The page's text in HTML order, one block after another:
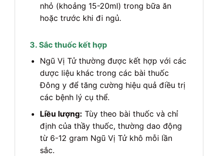
nhỏ (khoảng 15-20ml) trong bữa ăn
hoặc trước khi đi ngủ.
3. Sắc thuốc kết hợp
Ngũ Vị Tử thường được kết hợp với các
dược liệu khác trong các bài thuốc
Đông y để tăng cường hiệu quả điều trị
các bệnh lý cụ thể.
Liều lượng: Tùy theo bài thuốc và chỉ
định của thầy thuốc, thường dao động
từ 6-12 gram Ngũ Vị Tử khô mỗi lần
sắc.